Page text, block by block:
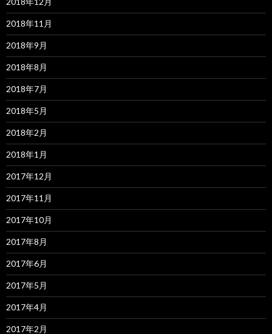
2018年11月
2018年9月
2018年8月
2018年7月
2018年5月
2018年2月
2018年1月
2017年12月
2017年11月
2017年10月
2017年8月
2017年6月
2017年5月
2017年4月
2017年2月